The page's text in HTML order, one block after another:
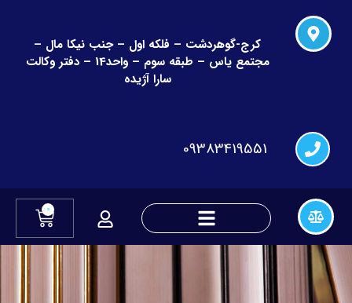
کرج-گوهردشت – فلکه اول – جنب نیکا مال –
مجتمع یاس – طبقه سوم – واحد14 – دفتر وکالت
سارا آژیده
09383419551
0